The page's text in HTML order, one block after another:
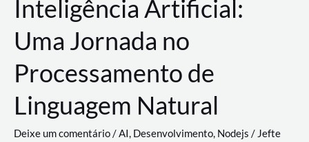
Inteligência Artificial:
Uma Jornada no
Processamento de
Linguagem Natural
Deixe um comentário/AI, Desenvolvimento, Nodejs / Jefte